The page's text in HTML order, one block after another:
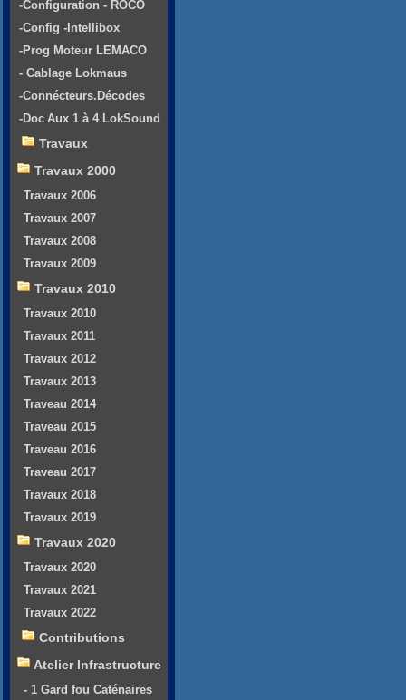
-Configuration - ROCO
-Config -Intellibox
-Prog Moteur LEMACO
- Cablage Lokmaus
-Connécteurs.Décodes
-Doc Aux 1 à 4 LokSound
Travaux
Travaux 2000
Travaux 2006
Travaux 2007
Travaux 2008
Travaux 2009
Travaux 2010
Travaux 2010
Travaux 2011
Travaux 2012
Travaux 2013
Traveau 2014
Traveau 2015
Traveau 2016
Traveau 2017
Travaux 2018
Travaux 2019
Travaux 2020
Travaux 2020
Travaux 2021
Travaux 2022
Contributions
Atelier Infrastructure
- 1 Gard fou Caténaires